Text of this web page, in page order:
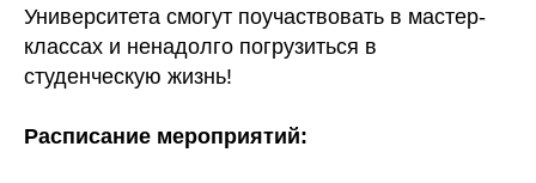
Университета смогут поучаствовать в мастер-
классах и ненадолго погрузиться в
студенческую жизнь!
Расписание мероприятий: